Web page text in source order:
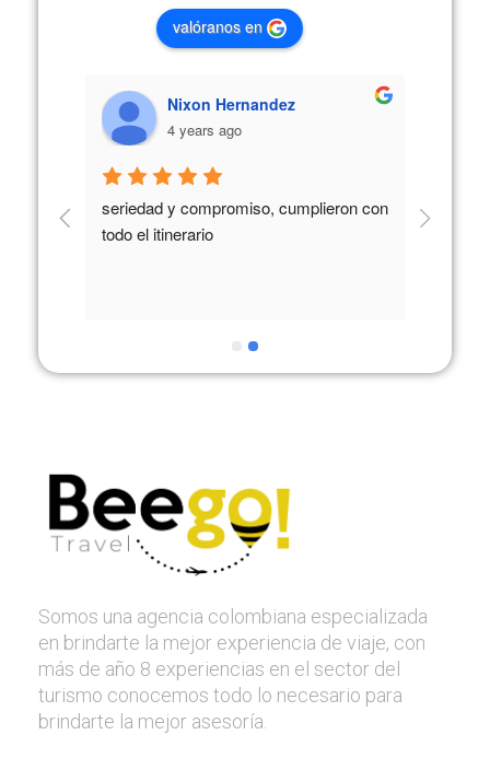
valóranos en
Nixon Hernandez
4 years ago
seriedad y compromiso, cumplieron con
todo el itinerario
Somos una agencia colombiana especializada
en brindarte la mejor experiencia de viaje, con
más de año 8 experiencias en el sector del
turismo conocemos todo lo necesario para
brindarte la mejor asesoría.